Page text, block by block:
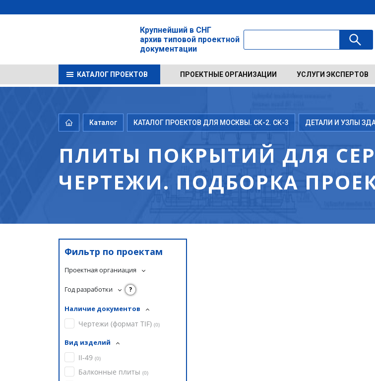
Крупнейший в СНГ
архив типовой проектной
документации
КАТАЛОГ ПРОЕКТОВ ПРОЕКТНЫЕ ОРГАНИЗАЦИИ УСЛУГИ ЭКСПЕРТОВ
Каталог КАТАЛОГ ПРОЕКТОВ ДЛЯ МОСКВЫ. СК-2. СК-3 ДЕТАЛИ И УЗЛЫ
ПЛИТЫ ПОКРЫТИЙ ДЛЯ
ЧЕРТЕЖИ. ПОДБОРКА
Фильтр по проектам
Проектная органиация
Год разработки ?
Наличие документов
Чертежи (формат TIF) (0)
Вид изделий
II-49 (0)
Балконные плиты (0)